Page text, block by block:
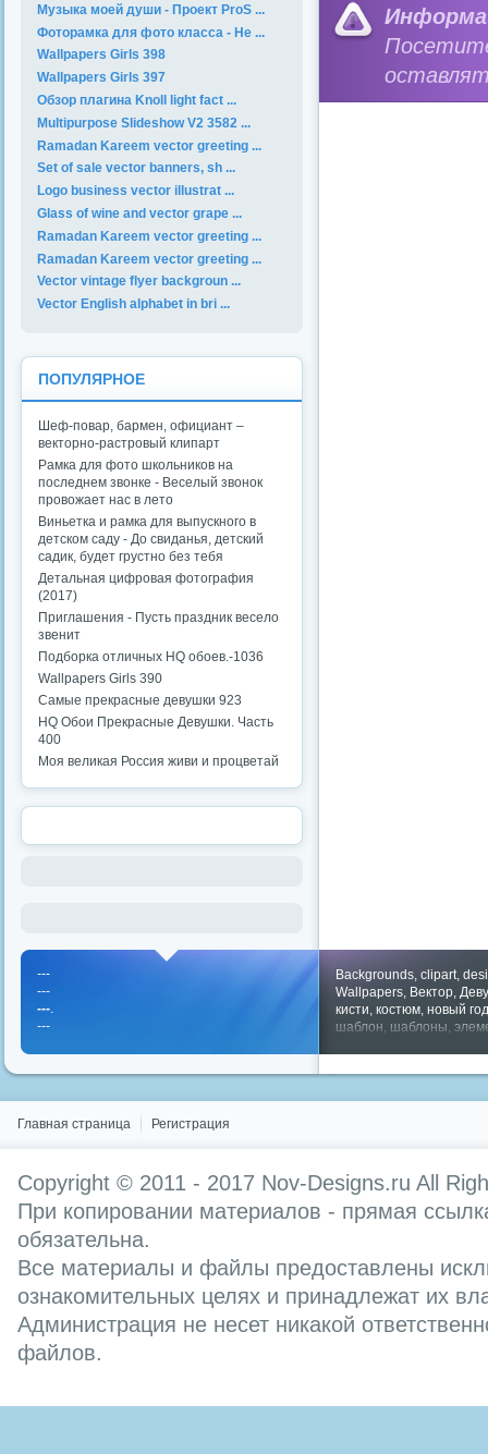
Музыка моей души - Проект ProS ...
Фоторамка для фото класса - Не ...
Wallpapers Girls 398
Wallpapers Girls 397
Обзор плагина Knoll light fact ...
Multipurpose Slideshow V2 3582 ...
Ramadan Kareem vector greeting ...
Set of sale vector banners, sh ...
Logo business vector illustrat ...
Glass of wine and vector grape ...
Ramadan Kareem vector greeting ...
Ramadan Kareem vector greeting ...
Vector vintage flyer backgroun ...
Vector English alphabet in bri ...
ПОПУЛЯРНОЕ
Шеф-повар, бармен, официант –
векторно-растровый клипарт
Рамка для фото школьников на
последнем звонке - Веселый звонок
провожает нас в лето
Виньетка и рамка для выпускного в
детском саду - До свиданья, детский
садик, будет грустно без тебя
Детальная цифровая фотография
(2017)
Приглашения - Пусть праздник весело
звенит
Подборка отличных HQ обоев.-1036
Wallpapers Girls 390
Самые прекрасные девушки 923
HQ Обои Прекрасные Девушки. Часть
400
Моя великая Россия живи и процветай
Backgrounds, clipart,
Wallpapers, Вектор,
кисти, костюм, новый год
шаблон, шаблоны,
---
---
---.
---
Главная страница Регистрация
Copyright © 2011 - 2017 Nov-Designs.ru All
При копировании материалов - прямая
обязательна.
Все материалы и файлы предоставлены
ознакомительных целях и принадлежат их
Администрация не несет никакой
файлов.